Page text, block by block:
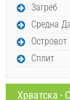
Загреб
Средна
Островот
Сплит
Хрватска -